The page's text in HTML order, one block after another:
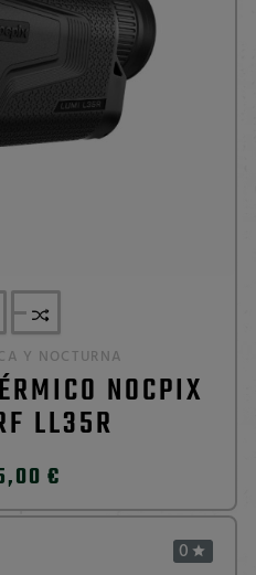
Y NOCTURNA
NOCPIX
LL35R
€
0 